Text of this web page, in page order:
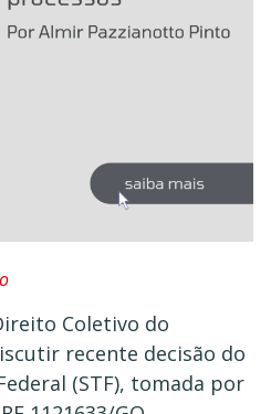
Coletivo do
recente decisão do
(STF), tomada por